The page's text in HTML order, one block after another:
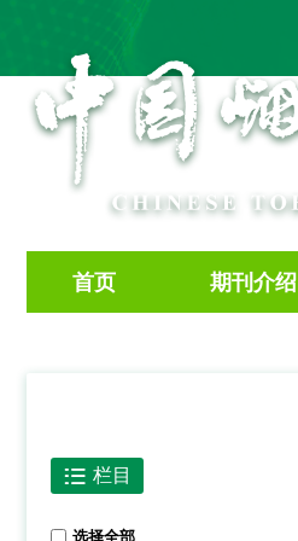
首页 期刊介绍
栏目
选择全部